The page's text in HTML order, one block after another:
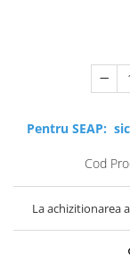
Pentru SEAP:
Cod
La achizitionarea